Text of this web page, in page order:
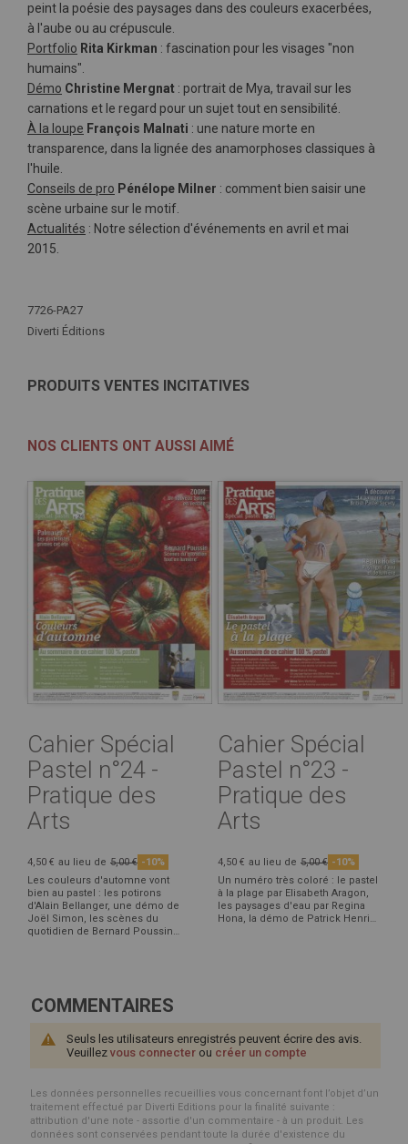
peint la poésie des paysages dans des couleurs exacerbées,
à l'aube ou au crépuscule.
Portfolio Rita Kirkman : fascination pour les visages "non
humains".
Démo Christine Mergnat : portrait de Mya, travail sur les
carnations et le regard pour un sujet tout en sensibilité.
À la loupe François Malnati : une nature morte en
transparence, dans la lignée des anamorphoses classiques à
l'huile.
Conseils de pro Pénélope Milner : comment bien saisir une
scène urbaine sur le motif.
Actualités : Notre sélection d'événements en avril et mai
2015.
d'infos
7726-PA27
Diverti Éditions
PRODUITS VENTES INCITATIVES
NOS CLIENTS ONT AUSSI AIMÉ
Cahier Spécial
Pastel n°24 -
Pratique des
Arts
4,50 € au lieu de 5,00 € -10%
Les couleurs d'automne vont
bien au pastel : les potirons
d'Alain Bellanger, une démo de
Joël Simon, les scènes du
quotidien de Bernard Poussin…
Cahier Spécial
Pastel n°23 -
Pratique des
Arts
4,50 € au lieu de 5,00 € -10%
Un numéro très coloré : le pastel
à la plage par Elisabeth Aragon,
les paysages d'eau par Regina
Hona, la démo de Patrick Henri…
COMMENTAIRES
Seuls les utilisateurs enregistrés peuvent écrire des avis.
Veuillez vous connecter ou créer un compte
Les données personnelles recueillies vous concernant font l’objet d’un
traitement effectué par Diverti Editions pour la finalité suivante :
attribution d'une note - assortie d'un commentaire - à un produit. Les
données sont conservées pendant toute la durée d'existence du